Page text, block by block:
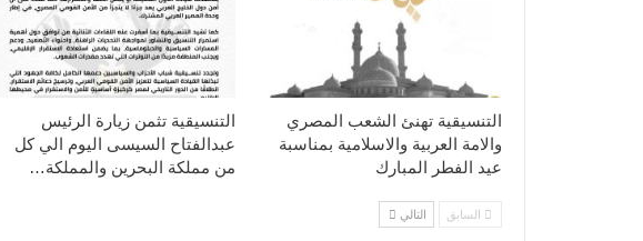
التنسيقية تثمن زيارة الرئيس
عبدالفتاح السيسى اليوم الي كل
من مملكة البحرين والمملكة…
التنسيقية تهنئ الشعب المصري
والامة العربية والاسلامية بمناسبة
عيد الفطر المبارك
السابق التالي